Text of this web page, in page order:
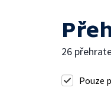
26
Pouze